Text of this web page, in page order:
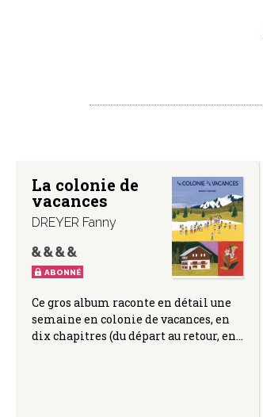
La colonie de
vacances
DREYER Fanny
ABONNÉ
Ce gros album raconte en détail une
semaine en colonie de vacances, en
dix chapitres (du départ au retour, en…